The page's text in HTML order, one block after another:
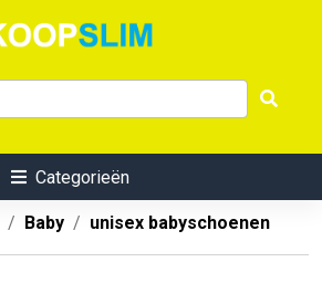
Categorieën
Baby unisex babyschoenen